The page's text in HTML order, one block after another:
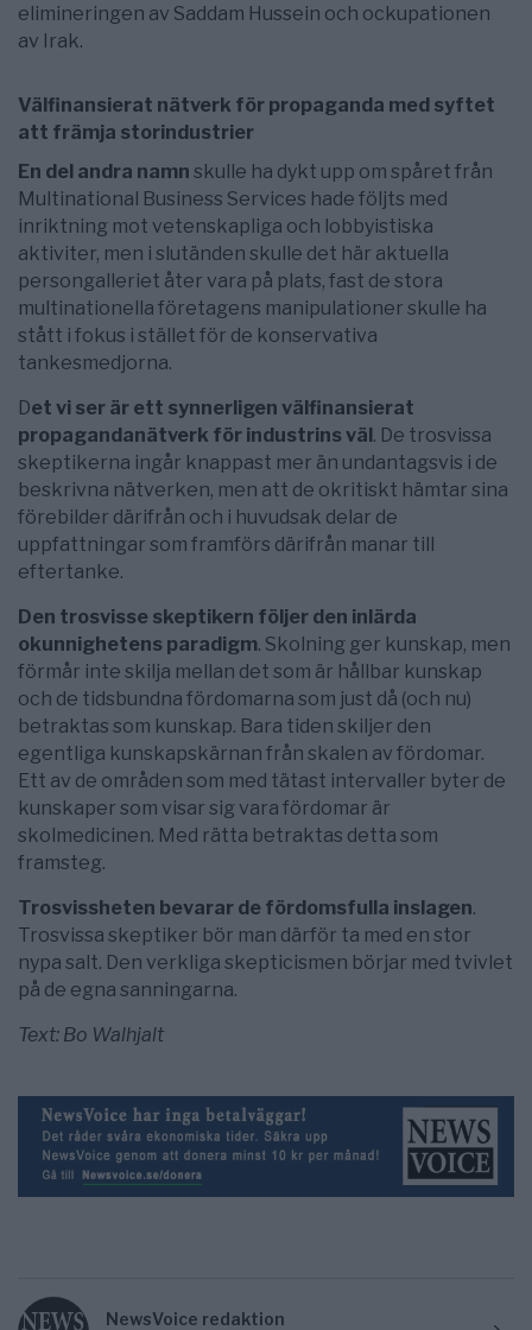
elimineringen av Saddam Hussein och ockupationen
av Irak.
Välfinansierat nätverk för propaganda med syftet
att främja storindustrier
En del andra namn skulle ha dykt upp om spåret från
Multinational Business Services hade följts med
inriktning mot vetenskapliga och lobbyistiska
aktiviter, men i slutänden skulle det här aktuella
persongalleriet åter vara på plats, fast de stora
multinationella företagens manipulationer skulle ha
stått i fokus i stället för de konservativa
tankesmedjorna.
Det vi ser är ett synnerligen välfinansierat
propagandanätverk för industrins väl. De trosvissa
skeptikerna ingår knappast mer än undantagsvis i de
beskrivna nätverken, men att de okritiskt hämtar sina
förebilder därifrån och i huvudsak delar de
uppfattningar som framförs därifrån manar till
eftertanke.
Den trosvisse skeptikern följer den inlärda
okunnighetens paradigm. Skolning ger kunskap, men
förmår inte skilja mellan det som är hållbar kunskap
och de tidsbundna fördomarna som just då (och nu)
betraktas som kunskap. Bara tiden skiljer den
egentliga kunskapskärnan från skalen av fördomar.
Ett av de områden som med tätast intervaller byter de
kunskaper som visar sig vara fördomar är
skolmedicinen. Med rätta betraktas detta som
framsteg.
Trosvissheten bevarar de fördomsfulla inslagen.
Trosvissa skeptiker bör man därför ta med en stor
nypa salt. Den verkliga skepticismen börjar med tvivlet
på de egna sanningarna.
Text: Bo Walhjalt
NewsVoice redaktion